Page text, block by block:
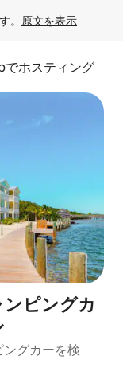
。 原文を表示
ホスティング
ピングカ
グカーを検